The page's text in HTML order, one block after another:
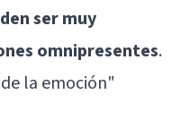
ser muy
omnipresentes.
la emoción"